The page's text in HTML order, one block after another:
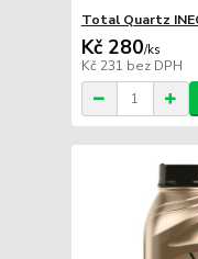
Total Quartz
Kč 280/ks
Kč 231 bez DPH